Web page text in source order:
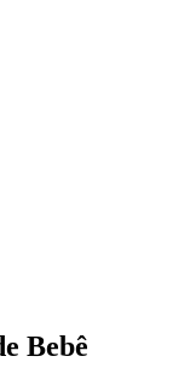
Bebê